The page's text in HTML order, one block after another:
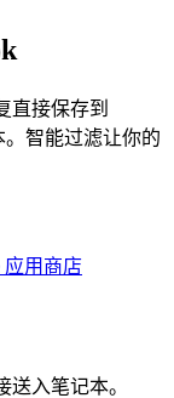
直接保存到
。智能过滤让你的
应用商店
入笔记本。